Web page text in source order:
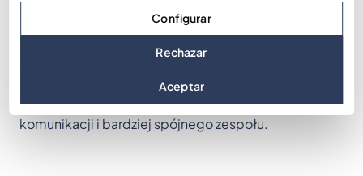
zmotywowany zespół. Takie aktywności dają również
poczucie osiągnięcia, pozwalając świętować
sukcesy poza pracą. Ogólnie rzecz biorąc, udział w
zabawnym team buildingu poza biurem może
prowadzić do większej satysfakcji z pracy, lepszej
komunikacji i bardziej spójnego zespołu.
Configurar
Rechazar
Aceptar